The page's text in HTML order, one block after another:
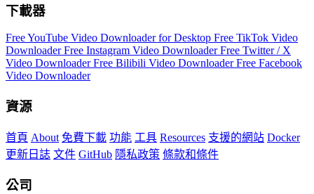
下載器
Free YouTube Video Downloader for Desktop Free TikTok Video
DownloaderFree Instagram Video DownloaderFree Twitter / X
Video DownloaderFree Bilibili Video DownloaderFree Facebook
Video Downloader
資源
首頁 About 免費下載 功能 工具 Resources 支援的網站 Docker
更新日誌 文件 GitHub 隱私政策 條款和條件
公司